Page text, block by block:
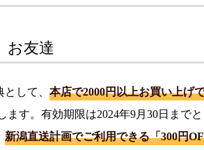
お友達
して、 本店で2000円以上お買い上げ
ます。有効期限は2024年9月30日まで
新潟直送計画でご利用できる「300円